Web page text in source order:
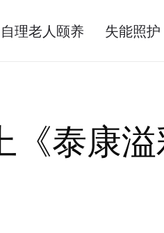
自理老人颐养 失能照护
泰康溢